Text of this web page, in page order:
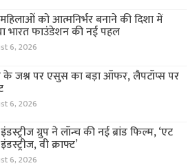
महिलाओं को आत्मनिर्भर बनाने की दिशा में
भारत फाउंडेशन की नई पहल
6, 2026
जश्न पर एसुस का बड़ा ऑफर, लैपटॉप्स पर
6, 2026
ग्रुप ने लॉन्च की नई ब्रांड फिल्म, ‘एट
वी क्राफ्ट’
6, 2026